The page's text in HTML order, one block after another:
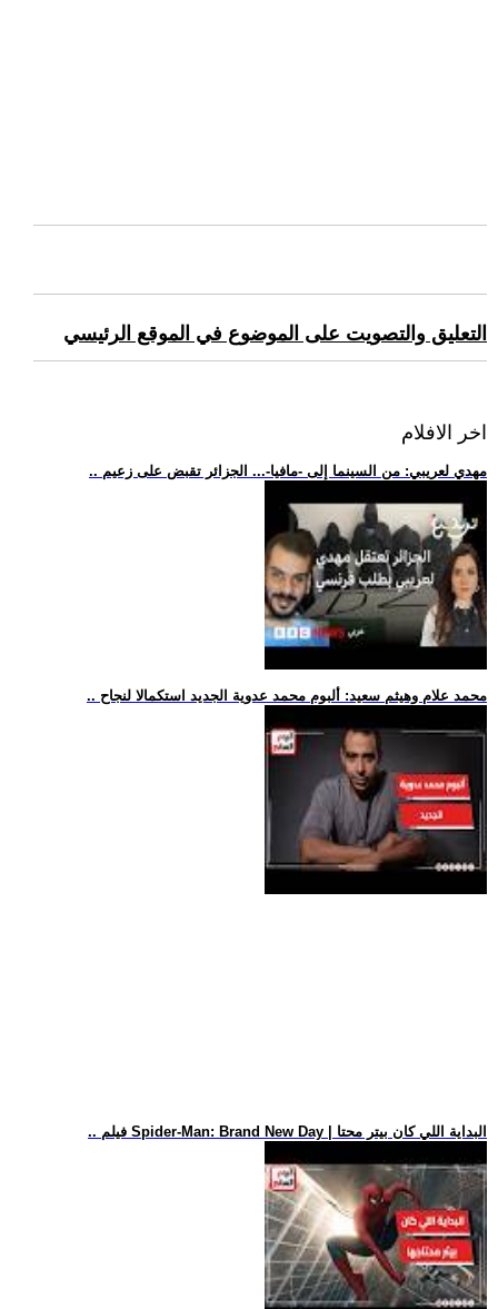
التعليق والتصويت على الموضوع في الموقع الرئيسي
اخر الافلام
.. مهدي لعريبي: من السينما إلى -مافيا-... الجزائر تقبض على زعيم
.. محمد علام وهيثم سعيد: ألبوم محمد عدوية الجديد استكمالا لنجاح
.. فيلم Spider-Man: Brand New Day | البداية اللي كان بيتر محتا